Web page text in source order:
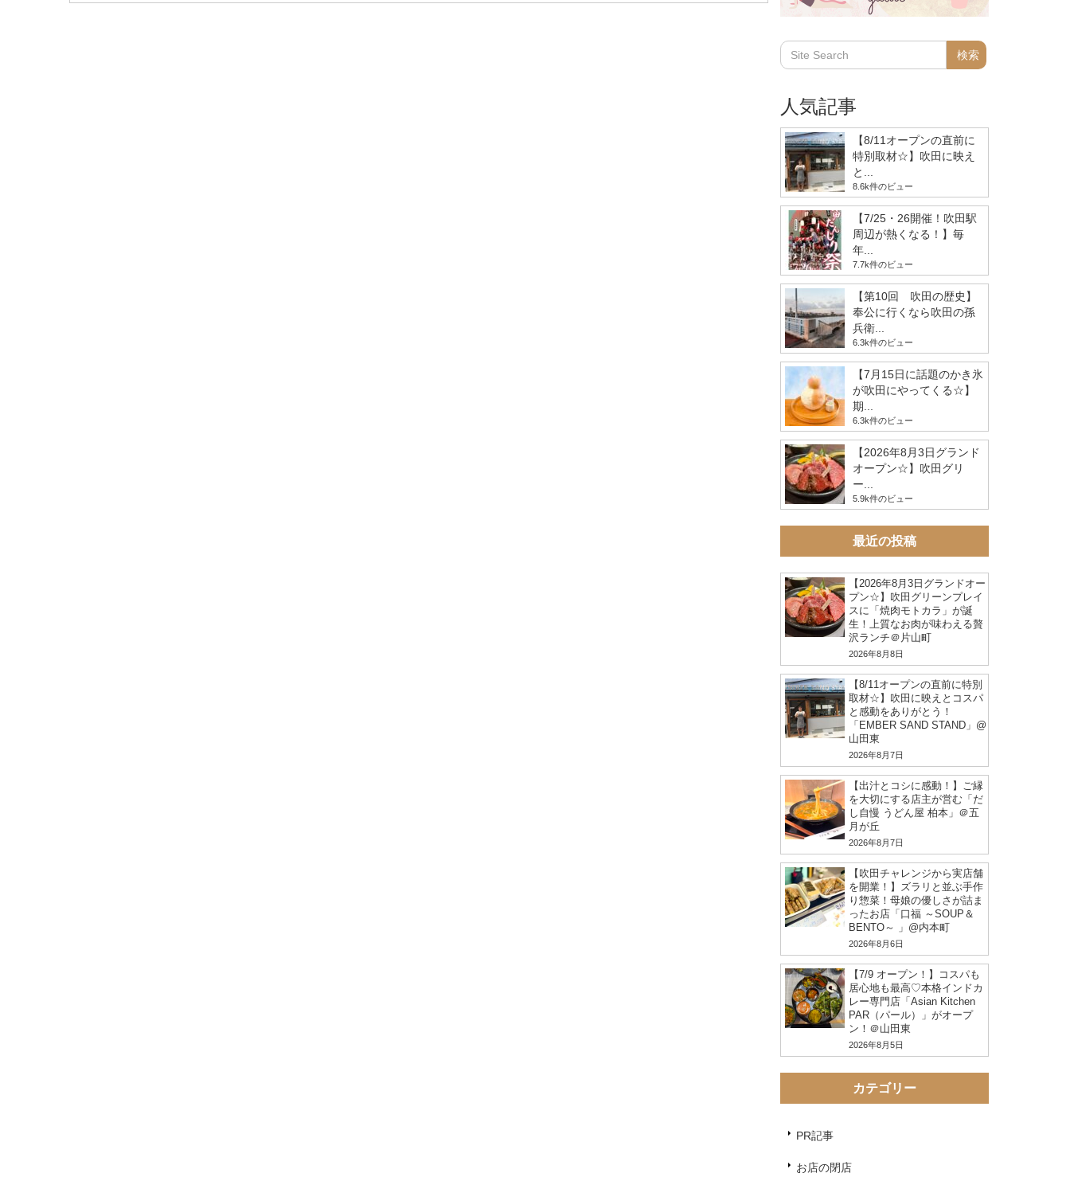
人気記事
【8/11オープンの直前に
特別取材☆】吹田に映え
と...
8.6k件のビュー
【7/25・26開催！吹田駅
周辺が熱くなる！】毎
年...
7.7k件のビュー
【第10回 吹田の歴史】
奉公に行くなら吹田の孫
兵衛...
6.3k件のビュー
【7月15日に話題のかき氷
が吹田にやってくる☆】
期...
6.3k件のビュー
【2026年8月3日グランド
オープン☆】吹田グリ
ー...
5.9k件のビュー
最近の投稿
【2026年8月3日グランドオー
プン☆】吹田グリーンプレイ
スに「焼肉モトカラ」が誕
生！上質なお肉が味わえる贅
沢ランチ＠片山町
2026年8月8日
【8/11オープンの直前に特別
取材☆】吹田に映えとコスパ
と感動をありがとう！
「EMBER SAND STAND」@
山田東
2026年8月7日
【出汁とコシに感動！】ご縁
を大切にする店主が営む「だ
し自慢 うどん屋 柏本」＠五
月が丘
2026年8月7日
【吹田チャレンジから実店舗
を開業！】ズラリと並ぶ手作
り惣菜！母娘の優しさが詰ま
ったお店「口福 ～SOUP＆
BENTO～ 」@内本町
2026年8月6日
【7/9 オープン！】コスパも
居心地も最高♡本格インドカ
レー専門店「Asian Kitchen
PAR（パール）」がオープ
ン！＠山田東
2026年8月5日
カテゴリー
PR記事
お店の閉店